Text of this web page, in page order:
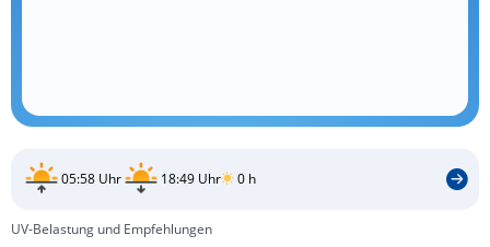
05:58 Uhr 18:49 Uhr 0 h
UV-Belastung und Empfehlungen